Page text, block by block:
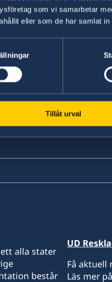
som vi samarbetar
eller som de har samlat
Tillåt urval
alla stater
består
UD
Få aktuell
Läs mer